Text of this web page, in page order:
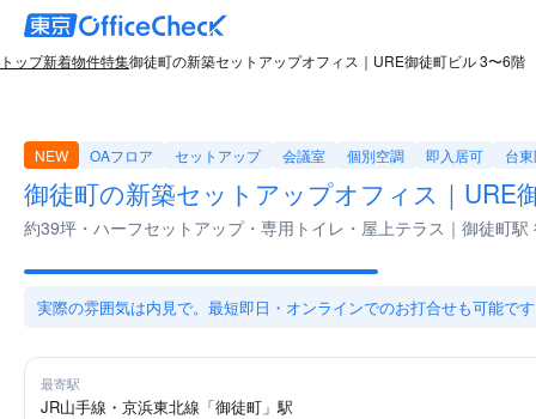
トップ新着物件特集御徒町の新築セットアップオフィス｜URE御徒町ビル 3〜6階
NEW OAフロア セットアップ 会議室 個別空調 即入居可 台
御徒町の新築セットアップオフィス｜URE
約39坪・ハーフセットアップ・専用トイレ・屋上テラス｜御徒町駅
実際の雰囲気は内見で。最短即日・オンラインでのお打合せも可能で
最寄駅
JR山手線・京浜東北線「御徒町」駅